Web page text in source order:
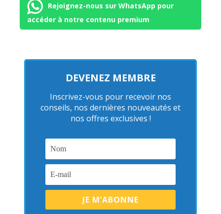
Rejoignez-nous sur WhatsApp pour
accéder à notre contenu premium
DEVENEZ MEMBRE
Inscrivez-vous pour recevoir nos
conseils, nos dernières nouveautés et
nos offres exclusives !